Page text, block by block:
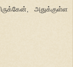
அதுக்குள்ள